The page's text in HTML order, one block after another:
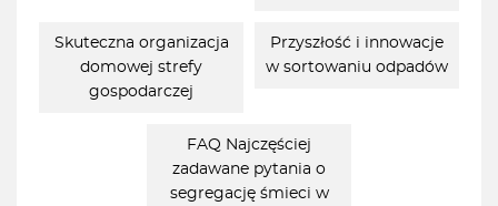
Skuteczna organizacja
domowej strefy
gospodarczej
Przyszłość i innowacje
w sortowaniu odpadów
FAQ Najczęściej
zadawane pytania o
segregację śmieci w